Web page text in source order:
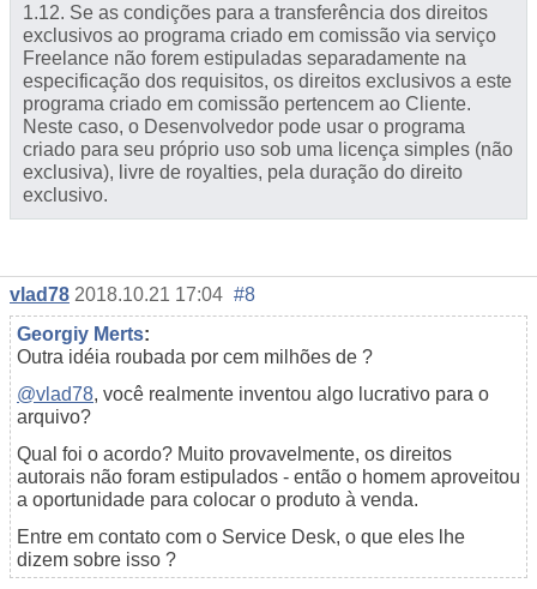
1.12. Se as condições para a transferência dos direitos
exclusivos ao programa criado em comissão via serviço
Freelance não forem estipuladas separadamente na
especificação dos requisitos, os direitos exclusivos a este
programa criado em comissão pertencem ao Cliente.
Neste caso, o Desenvolvedor pode usar o programa
criado para seu próprio uso sob uma licença simples (não
exclusiva), livre de royalties, pela duração do direito
exclusivo.
vlad78 2018.10.21 17:04 #8
Georgiy Merts:
Outra idéia roubada por cem milhões de ?
@vlad78, você realmente inventou algo lucrativo para o
arquivo?
Qual foi o acordo? Muito provavelmente, os direitos
autorais não foram estipulados - então o homem aproveitou
a oportunidade para colocar o produto à venda.
Entre em contato com o Service Desk, o que eles lhe
dizem sobre isso ?